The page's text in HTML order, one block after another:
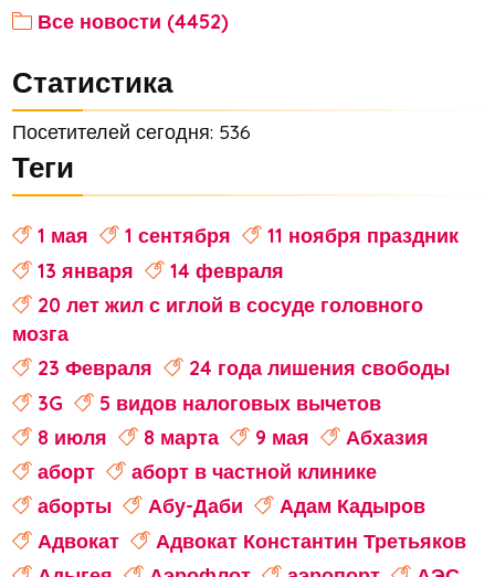
Все новости (4452)
Статистика
Посетителей сегодня: 536
Теги
1 мая 1 сентября
11 ноября праздник
13 января
14 февраля
20 лет жил с иглой в сосуде головного
мозга
23 Февраля
24 года лишения свободы
3G
5 видов налоговых вычетов
8 июля
8 марта 9 мая
Абхазия
аборт
аборт в частной клинике
аборты
Абу-Даби
Адам Кадыров
Адвокат
Адвокат Константин Третьяков